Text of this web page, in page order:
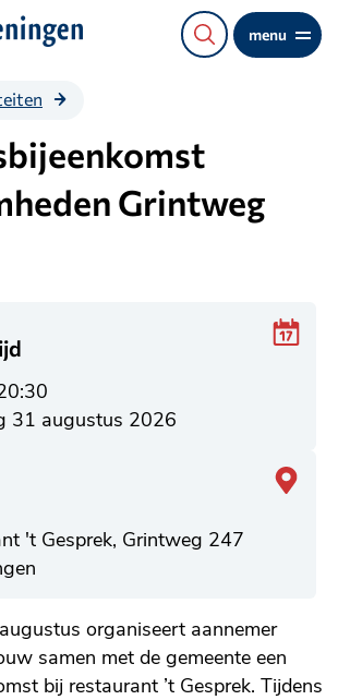
menu
Grintweg
31 augustus 2026
't Gesprek, Grintweg 247
organiseert aannemer
samen met de gemeente een
bij restaurant ’t Gesprek. Tijdens